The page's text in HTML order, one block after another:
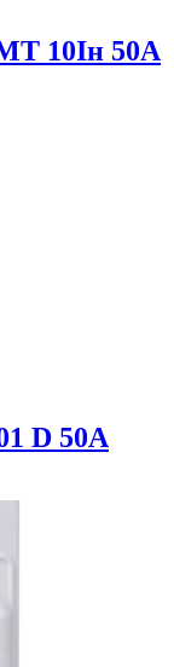
10Iн 50А
D 50А